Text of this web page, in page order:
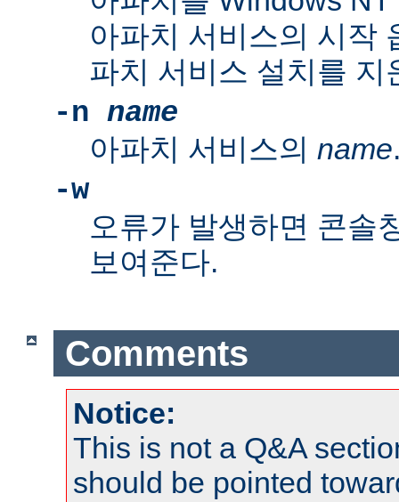
아파치 서비스의 시작
파치 서비스 설치를 지
-n name
아파치 서비스의 name
-w
오류가 발생하면 콘솔
보여준다.
Comments
Notice:
This is not a Q&A
should be pointed